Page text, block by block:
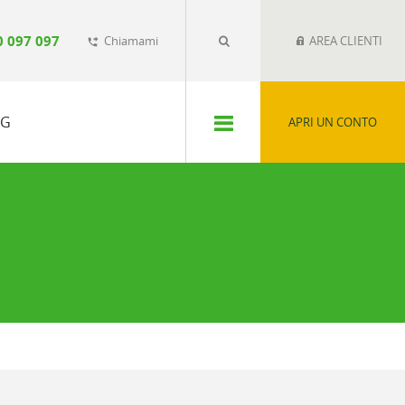
097 097 phone_forwarded Chiamami AREA CLIENTI
APRI UN CONTO